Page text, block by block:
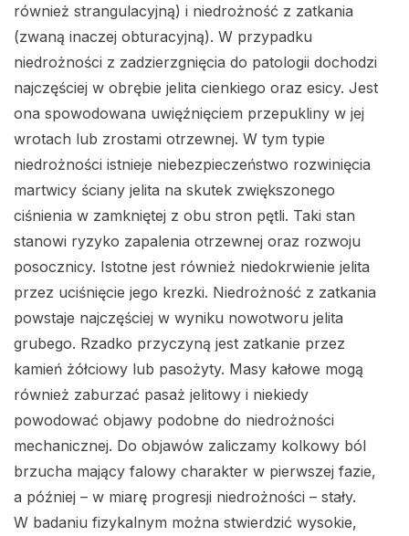
również strangulacyjną) i niedrożność z zatkania
(zwaną inaczej obturacyjną). W przypadku
niedrożności z zadzierzgnięcia do patologii dochodzi
najczęściej w obrębie jelita cienkiego oraz esicy. Jest
ona spowodowana uwięźnięciem przepukliny w jej
wrotach lub zrostami otrzewnej. W tym typie
niedrożności istnieje niebezpieczeństwo rozwinięcia
martwicy ściany jelita na skutek zwiększonego
ciśnienia w zamkniętej z obu stron pętli. Taki stan
stanowi ryzyko zapalenia otrzewnej oraz rozwoju
posocznicy. Istotne jest również niedokrwienie jelita
przez uciśnięcie jego krezki. Niedrożność z zatkania
powstaje najczęściej w wyniku nowotworu jelita
grubego. Rzadko przyczyną jest zatkanie przez
kamień żółciowy lub pasożyty. Masy kałowe mogą
również zaburzać pasaż jelitowy i niekiedy
powodować objawy podobne do niedrożności
mechanicznej. Do objawów zaliczamy kolkowy ból
brzucha mający falowy charakter w pierwszej fazie,
a później – w miarę progresji niedrożności – stały.
W badaniu fizykalnym można stwierdzić wysokie,